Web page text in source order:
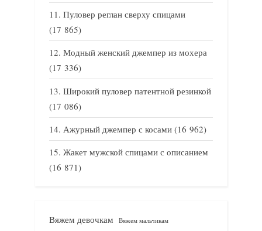
Пуловер реглан сверху спицами
(17 865)
Модный женский джемпер из мохера
(17 336)
Широкий пуловер патентной резинкой
(17 086)
Ажурный джемпер с косами (16 962)
Жакет мужской спицами с описанием
(16 871)
Вяжем девочкам Вяжем мальчикам